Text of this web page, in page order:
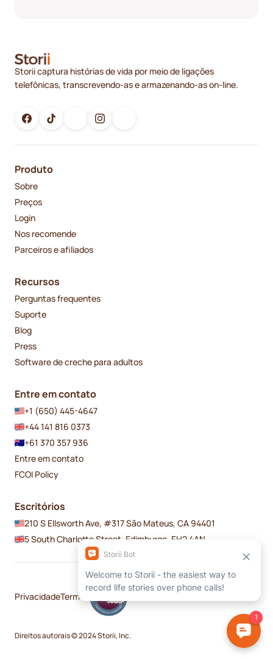
Storii captura histórias de vida por meio de ligações
telefônicas, transcrevendo-as e armazenando-as on-line.
Produto
Sobre
Preços
Login
Nos recomende
Parceiros e afiliados
Recursos
Perguntas frequentes
Suporte
Blog
Press
Software de creche para adultos
Entre em contato
+1 (650) 445-4647
+44 141 816 0373
+61 370 357 936
Entre em contato
FCOI Policy
Escritórios
210 S Ellsworth Ave, #317 São Mateus, CA 94401
5 South Charlotte Street, Edimburgo, EH2 4AN
Direitos autorais © 2024 Storii, Inc.
PrivacidadeTermos